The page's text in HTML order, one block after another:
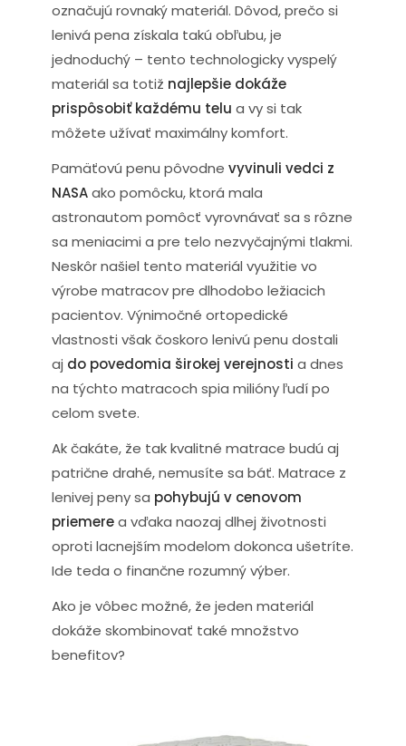
označujú rovnaký materiál. Dôvod, prečo si
lenivá pena získala takú obľubu, je
jednoduchý – tento technologicky vyspelý
materiál sa totiž najlepšie dokáže
prispôsobiť každému telu a vy si tak
môžete užívať maximálny komfort.
Pamäťovú penu pôvodne vyvinuli vedci z
NASAako pomôcku, ktorá mala
astronautom pomôcť vyrovnávať sa s rôzne
sa meniacimi a pre telo nezvyčajnými tlakmi.
Neskôr našiel tento materiál využitie vo
výrobe matracov pre dlhodobo ležiacich
pacientov. Výnimočné ortopedické
vlastnosti však čoskoro lenivú penu dostali
aj do povedomia širokej verejnosti a dnes
na týchto matracoch spia milióny ľudí po
celom svete.
Ak čakáte, že tak kvalitné matrace budú aj
patrične drahé, nemusíte sa báť. Matrace z
lenivej peny sa pohybujú v cenovom
priemerea vďaka naozaj dlhej životnosti
oproti lacnejším modelom dokonca ušetríte.
Ide teda o finančne rozumný výber.
Ako je vôbec možné, že jeden materiál
dokáže skombinovať také množstvo
benefitov?